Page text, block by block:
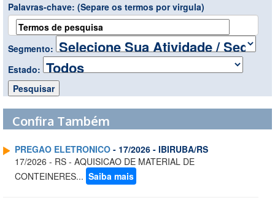
Palavras-chave: (Separe os termos por virgula)
Segmento:
Estado:
Confira Também
PREGAO ELETRONICO - 17/2026 - IBIRUBA/RS
17/2026 - RS - AQUISICAO DE MATERIAL DE
CONTEINERES... Saiba mais